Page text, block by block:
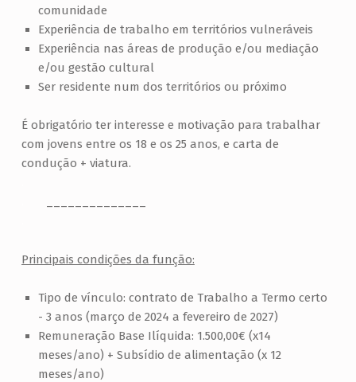
comunidade
Experiência de trabalho em territórios vulneráveis
Experiência nas áreas de produção e/ou mediação
e/ou gestão cultural
Ser residente num dos territórios ou próximo
É obrigatório ter interesse e motivação para trabalhar
com jovens entre os 18 e os 25 anos, e carta de
condução + viatura.
Principais condições da função:
Tipo de vínculo: contrato de Trabalho a Termo certo
- 3 anos (março de 2024 a fevereiro de 2027)
Remuneração Base Ilíquida: 1.500,00€ (x14
meses/ano) + Subsídio de alimentação (x 12
meses/ano)